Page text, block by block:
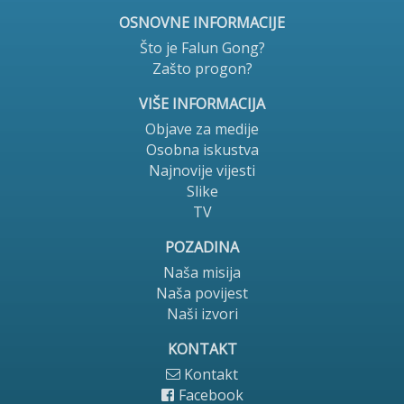
OSNOVNE INFORMACIJE
Što je Falun Gong?
Zašto progon?
VIŠE INFORMACIJA
Objave za medije
Osobna iskustva
Najnovije vijesti
Slike
TV
POZADINA
Naša misija
Naša povijest
Naši izvori
KONTAKT
Kontakt
Facebook